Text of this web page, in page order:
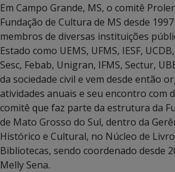
Em Campo Grande, MS, o comitê
Fundação de Cultura de MS desde
membros de diversas instituições
Estado como UEMS, UFMS, IESF,
Sesc, Febab, Unigran, IFMS, Sectur,
da sociedade civil e vem desde então
atividades anuais e seu encontro com
comitê que faz parte da estrutura da
de Mato Grosso do Sul, dentro da
Histórico e Cultural, no Núcleo de
Bibliotecas, sendo coordenado desde
Melly Sena.